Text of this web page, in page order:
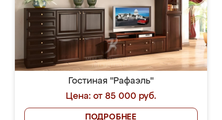
Гостиная "Рафаэль"
Цена: от 85 000 руб.
ПОДРОБНЕЕ